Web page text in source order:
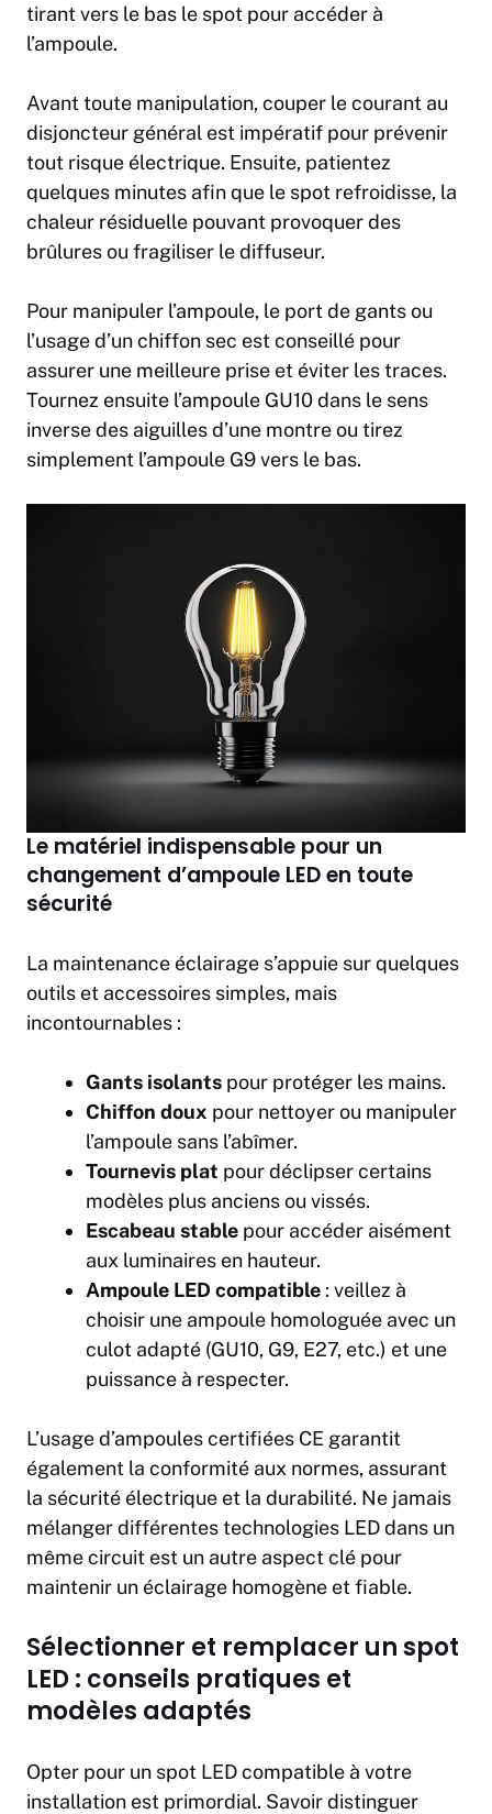
tirant vers le bas le spot pour accéder à
l’ampoule.
Avant toute manipulation, couper le courant au
disjoncteur général est impératif pour prévenir
tout risque électrique. Ensuite, patientez
quelques minutes afin que le spot refroidisse, la
chaleur résiduelle pouvant provoquer des
brûlures ou fragiliser le diffuseur.
Pour manipuler l’ampoule, le port de gants ou
l’usage d’un chiffon sec est conseillé pour
assurer une meilleure prise et éviter les traces.
Tournez ensuite l’ampoule GU10 dans le sens
inverse des aiguilles d’une montre ou tirez
simplement l’ampoule G9 vers le bas.
Le matériel indispensable pour un
changement d’ampoule LED en toute
sécurité
La maintenance éclairage s’appuie sur quelques
outils et accessoires simples, mais
incontournables :
Gants isolants pour protéger les mains.
Chiffon doux pour nettoyer ou manipuler
l’ampoule sans l’abîmer.
Tournevis plat pour déclipser certains
modèles plus anciens ou vissés.
Escabeau stable pour accéder aisément
aux luminaires en hauteur.
Ampoule LED compatible : veillez à
choisir une ampoule homologuée avec un
culot adapté (GU10, G9, E27, etc.) et une
puissance à respecter.
L’usage d’ampoules certifiées CE garantit
également la conformité aux normes, assurant
la sécurité électrique et la durabilité. Ne jamais
mélanger différentes technologies LED dans un
même circuit est un autre aspect clé pour
maintenir un éclairage homogène et fiable.
Sélectionner et remplacer un spot
LED : conseils pratiques et
modèles adaptés
Opter pour un spot LED compatible à votre
installation est primordial. Savoir distinguer